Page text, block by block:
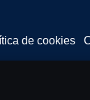
de cookies